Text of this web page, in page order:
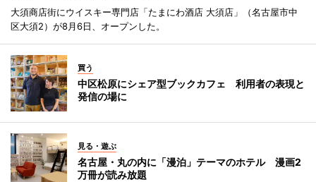
大須商店街にウイスキー専門店「たまにわ酒店 大須店」（名古屋市中
区大須2）が8月6日、オープンした。
買う
中区松原にシェア型ブックカフェ 利用者の表現と
発信の場に
見る・遊ぶ
名古屋・丸の内に「漫泊」テーマのホテル 漫画2
万冊が読み放題